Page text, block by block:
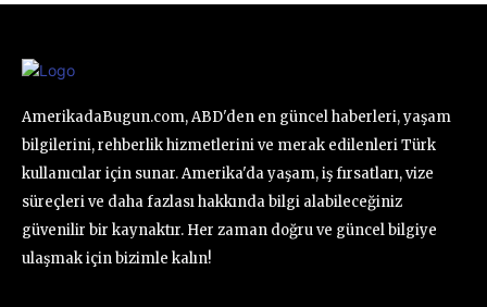
AmerikadaBugun.com, ABD'den en güncel haberleri, yaşam
bilgilerini, rehberlik hizmetlerini ve merak edilenleri Türk
kullanıcılar için sunar. Amerika'da yaşam, iş fırsatları, vize
süreçleri ve daha fazlası hakkında bilgi alabileceğiniz
güvenilir bir kaynaktır. Her zaman doğru ve güncel bilgiye
ulaşmak için bizimle kalın!